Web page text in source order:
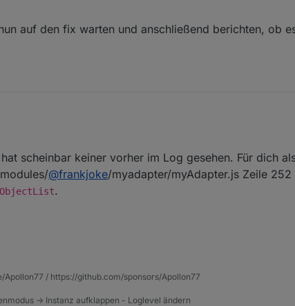
auf den fix warten und anschließend berichten, ob
den KM.200 Adapter flach.
obwohl der Adapter verbunden ist.
brachte bereits eine Warnmeldung:
instance system.adapter.km200.0 started
(5617) starting. Version 2.0.3 in /opt/iobroker/
wenigstens weiter. Kannst Du Apollon77 da etwas anpassen?
scheinbar keiner vorher im Log gesehen. Für dich
@frankjoke/myadapter/myAdapter.js Zeile 252
.
/ https://github.com/sponsors/Apollon77
-> Instanz aufklappen - Loglevel ändern